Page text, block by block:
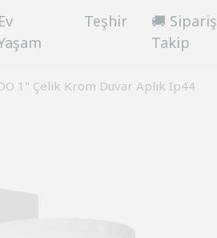
Ev
Teşhir
🚚 Sipariş
Takip
1" Çelik Krom Duvar Aplik Ip44